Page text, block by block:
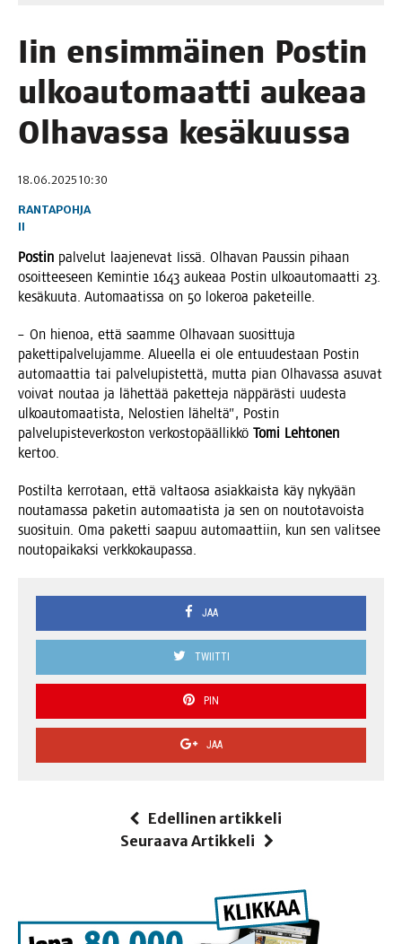
Iin ensim­mäi­nen Pos­tin
ulkoau­to­maat­ti auke­aa
Olha­vas­sa kesäkuussa
18.06.2025 10:30
RANTAPOHJA
II
Pos­tin pal­ve­lut laa­je­ne­vat Iis­sä. Olha­van Paus­sin pihaan
osoit­tee­seen Kemin­tie 1643 auke­aa Pos­tin ulkoau­to­maat­ti 23.
kesä­kuu­ta. Auto­maa­tis­sa on 50 loke­roa paketeille.
– On hie­noa, että saam­me Olha­vaan suo­sit­tu­ja
paket­ti­pal­ve­lu­jam­me. Alu­eel­la ei ole entuu­des­taan Pos­tin
auto­maat­tia tai pal­ve­lu­pis­tet­tä, mut­ta pian Olha­vas­sa asu­vat
voi­vat nou­taa ja lähet­tää paket­te­ja näp­pä­räs­ti uudes­ta
ulkoau­to­maa­tis­ta, Nelos­tien lähel­tä”, Pos­tin
pal­ve­lu­pis­te­ver­kos­ton ver­kos­to­pääl­lik­kö Tomi Leh­to­nen
kertoo.
Pos­til­ta ker­ro­taan, että val­tao­sa asiak­kais­ta käy nyky­ään
nou­ta­mas­sa pake­tin auto­maa­tis­ta ja sen on nou­to­ta­vois­ta
suo­si­tuin. Oma paket­ti saa­puu auto­maat­tiin, kun sen valit­see
nou­to­pai­kak­si verkkokaupassa.
JAA
TWIITTI
PIN
JAA
Edellinen artikkeli
Seuraava Artikkeli